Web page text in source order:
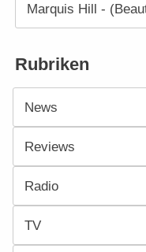
Marquis Hill -
Rubriken
News
Reviews
Radio
TV